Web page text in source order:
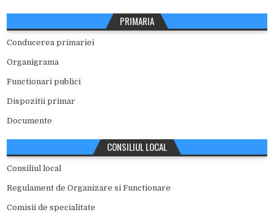
PRIMARIA
Conducerea primariei
Organigrama
Functionari publici
Dispozitii primar
Documente
CONSILIUL LOCAL
Consiliul local
Regulament de Organizare si Functionare
Comisii de specialitate